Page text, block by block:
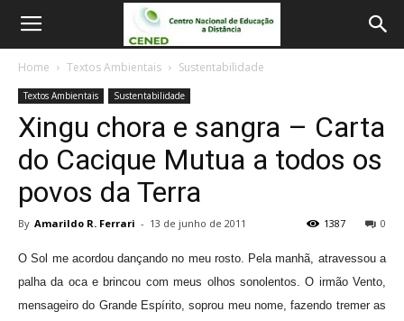
Home Textos Ambientais Sustentabilidade
Textos Ambientais Sustentabilidade
Xingu chora e sangra – Carta
do Cacique Mutua a todos os
povos da Terra
By Amarildo R. Ferrari - 13 de junho de 2011 0
1387
O Sol me acordou dançando no meu rosto. Pela manhã, atravessou a
palha da oca e brincou com meus olhos sonolentos. O irmão Vento,
mensageiro do Grande Espírito, soprou meu nome, fazendo tremer as